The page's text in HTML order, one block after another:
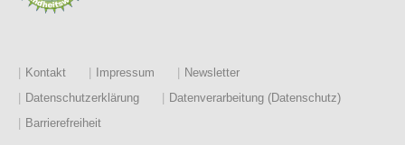
Kontakt Impressum
Newsletter
Datenschutzerklärung
Datenverarbeitung (Datenschutz)
Barrierefreiheit